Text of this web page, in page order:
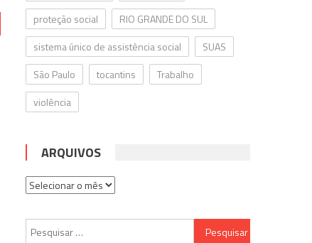
proteção social
RIO GRANDE DO SUL
sistema único de assistência social
SUAS
São Paulo
tocantins
Trabalho
violência
ARQUIVOS
Arquivos
Pesquisar